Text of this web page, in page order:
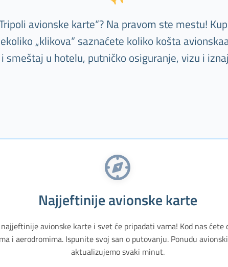
avionske karte“? Na pravom ste mestu!
„klikova“ saznaćete koliko košta
smeštaj u hotelu, putničko osiguranje, vizu i
Najjeftinije avionske karte
avionske karte i svet će pripadati vama! Kod nas ćete
i aerodromima. Ispunite svoj san o putovanju. Ponudu
aktualizujemo svaki minut.